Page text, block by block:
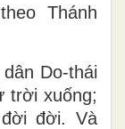
Thánh
Do-thái
trời xuống;
đời. Và